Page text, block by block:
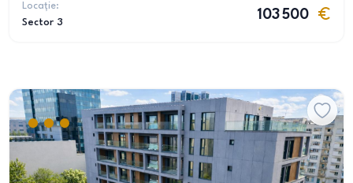
Locație:
Sector 3
103 500